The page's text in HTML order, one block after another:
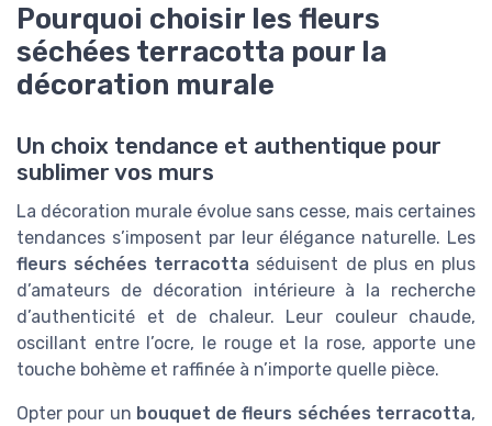
Pourquoi choisir les fleurs
séchées terracotta pour la
décoration murale
Un choix tendance et authentique pour
sublimer vos murs
La décoration murale évolue sans cesse, mais certaines
tendances s’imposent par leur élégance naturelle. Les
fleurs séchées terracotta séduisent de plus en plus
d’amateurs de décoration intérieure à la recherche
d’authenticité et de chaleur. Leur couleur chaude,
oscillant entre l’ocre, le rouge et la rose, apporte une
touche bohème et raffinée à n’importe quelle pièce.
Opter pour un bouquet de fleurs séchées terracotta,